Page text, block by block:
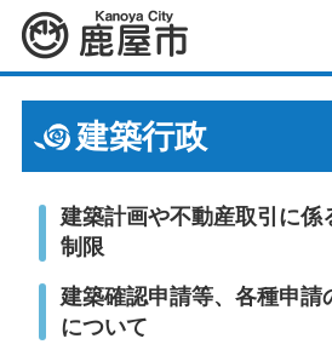
鹿屋市
建築行政
建築計画や不動産取引に係
制限
建築確認申請等、各種申請
について